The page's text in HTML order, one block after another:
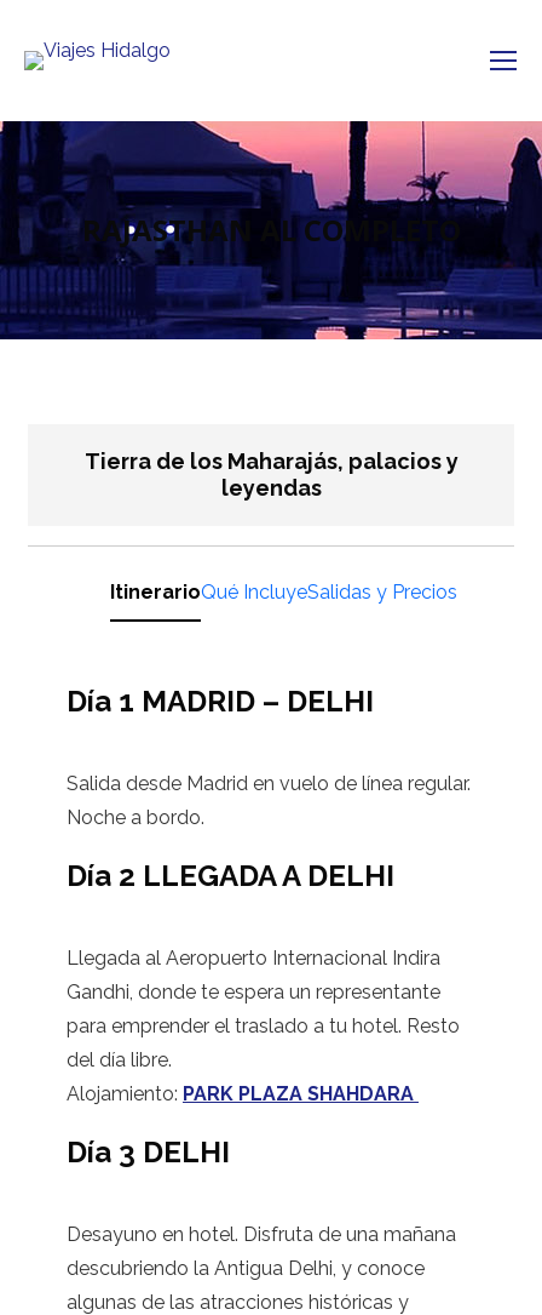
RAJASTHAN AL COMPLETO
Tierra de los Maharajás, palacios y
leyendas
ItinerarioQué IncluyeSalidas y Precios
Día 1 MADRID – DELHI
Salida desde Madrid en vuelo de línea regular.
Noche a bordo.
Día 2 LLEGADA A DELHI
Llegada al Aeropuerto Internacional Indira
Gandhi, donde te espera un representante
para emprender el traslado a tu hotel. Resto
del día libre.
Alojamiento: PARK PLAZA SHAHDARA
Día 3 DELHI
Desayuno en hotel. Disfruta de una mañana
descubriendo la Antigua Delhi, y conoce
algunas de las atracciones históricas y